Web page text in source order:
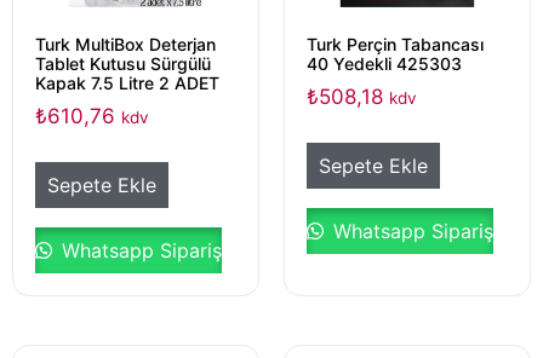
Turk MultiBox Deterjan
Tablet Kutusu Sürgülü
Kapak 7.5 Litre 2 ADET
₺610,76 kdv
Sepete Ekle
Whatsapp Sipariş
Turk Perçin Tabancası
40 Yedekli 425303
₺508,18 kdv
Sepete Ekle
Whatsapp Sipariş